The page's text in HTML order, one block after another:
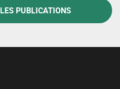
PUBLICATIONS